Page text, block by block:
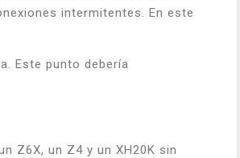
intermitentes. En este
Este punto debería
Z6X, un Z4 y un XH20K sin